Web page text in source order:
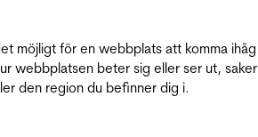
möjligt för en webbplats att komma ihåg
webbplatsen beter sig eller ser ut,
den region du befinner dig i.